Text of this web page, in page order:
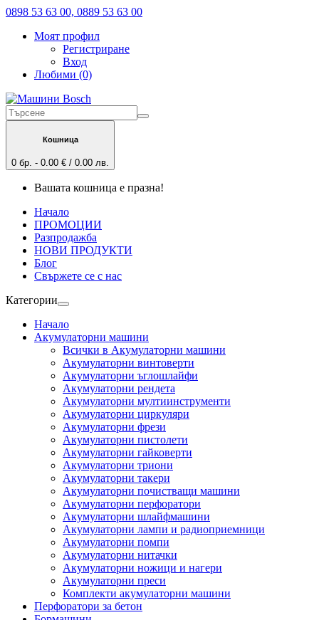
0898 53 63 00, 0889 53 63 00
Моят профил
Регистриране
Вход
Любими (0)
Кошница
0 бр. - 0.00 € / 0.00 лв.
Вашата кошница е празна!
Начало
ПРОМОЦИИ
Разпродажба
НОВИ ПРОДУКТИ
Блог
Свържете се с нас
Категории
Начало
Акумулаторни машини
Всички в Акумулаторни машини
Акумулаторни винтоверти
Акумулаторни ъглошлайфи
Акумулаторни рендета
Акумулаторни мултиинструменти
Акумулаторни циркуляри
Акумулаторни фрези
Акумулаторни пистолети
Акумулаторни гайковерти
Акумулаторни триони
Акумулаторни такери
Акумулаторни почистващи машини
Акумулаторни перфоратори
Акумулаторни шлайфмашини
Акумулаторни лампи и радиоприемници
Акумулаторни помпи
Акумулаторни нитачки
Акумулаторни ножици и нагери
Акумулаторни преси
Комплекти акумулаторни машини
Перфоратори за бетон